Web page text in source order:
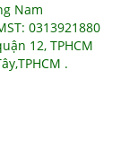
Nam
0313921880
12, TPHCM
.